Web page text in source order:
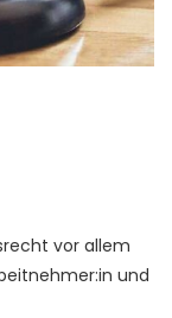
vor allem
und